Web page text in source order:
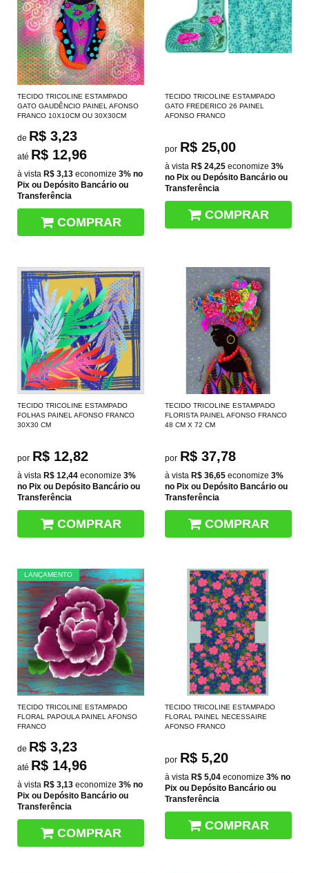
TECIDO TRICOLINE ESTAMPADO
GATO GAUDÊNCIO PAINEL AFONSO
FRANCO 10X10CM OU 30X30CM
de R$ 3,23
até R$ 12,96
à vista R$ 3,13 economize 3% no
Pix ou Depósito Bancário ou
Transferência
COMPRAR
TECIDO TRICOLINE ESTAMPADO
GATO FREDERICO 26 PAINEL
AFONSO FRANCO
por R$ 25,00
à vista R$ 24,25 economize 3%
no Pix ou Depósito Bancário ou
Transferência
COMPRAR
TECIDO TRICOLINE ESTAMPADO
FOLHAS PAINEL AFONSO FRANCO
30X30 CM
por R$ 12,82
à vista R$ 12,44 economize 3%
no Pix ou Depósito Bancário ou
Transferência
COMPRAR
TECIDO TRICOLINE ESTAMPADO
FLORISTA PAINEL AFONSO FRANCO
48 CM X 72 CM
por R$ 37,78
à vista R$ 36,65 economize 3%
no Pix ou Depósito Bancário ou
Transferência
COMPRAR
LANÇAMENTO
TECIDO TRICOLINE ESTAMPADO
FLORAL PAPOULA PAINEL AFONSO
FRANCO
de R$ 3,23
até R$ 14,96
à vista R$ 3,13 economize 3% no
Pix ou Depósito Bancário ou
Transferência
COMPRAR
TECIDO TRICOLINE ESTAMPADO
FLORAL PAINEL NECESSAIRE
AFONSO FRANCO
por R$ 5,20
à vista R$ 5,04 economize 3% no
Pix ou Depósito Bancário ou
Transferência
COMPRAR